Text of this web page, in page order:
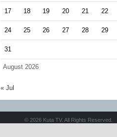
August 2026
17 18 19 20 21 22
24 25 26 27 28 29
31
« Jul
© 2026 Kuta TV. All Rights Reserved.